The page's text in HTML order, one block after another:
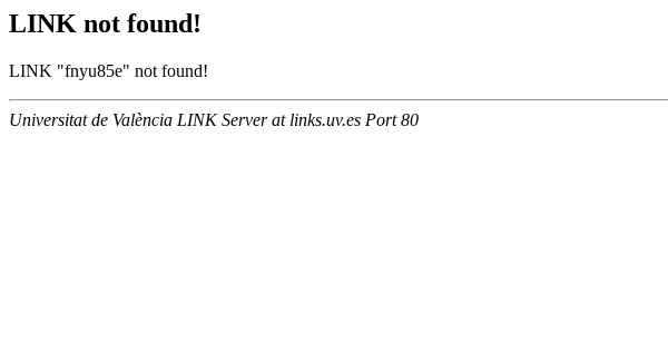
LINK not found!
LINK "fnyu85e" not found!
Universitat de València LINK Server at links.uv.es Port 80